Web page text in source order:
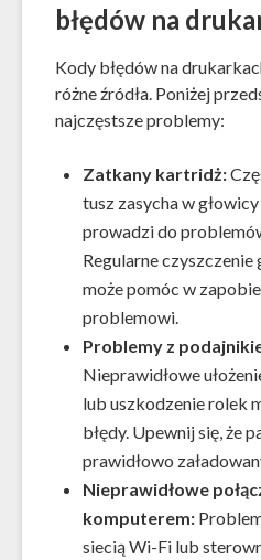
błędów na
Kody błędów na
różne źródła. Poniżej
najczęstsze problemy:
Zatkany kartridż:
tusz zasycha w
prowadzi do
Regularne
może pomóc w
problemowi.
Problemy z
Nieprawidłowe
lub uszkodzenie rolek
błędy. Upewnij się, że
prawidłowo
Nieprawidłowe
komputerem:
siecią Wi-Fi lub